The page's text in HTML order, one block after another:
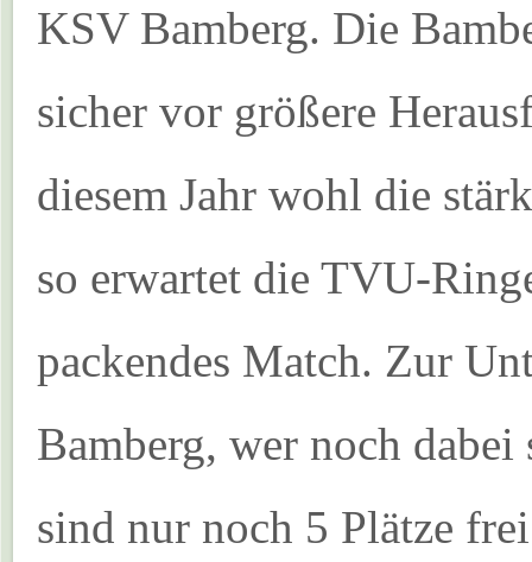
KSV Bamberg. Die
sicher vor größere
diesem Jahr wohl die
so erwartet die TVU-
packendes Match. Zur
Bamberg, wer noch
sind nur noch 5 Plätze